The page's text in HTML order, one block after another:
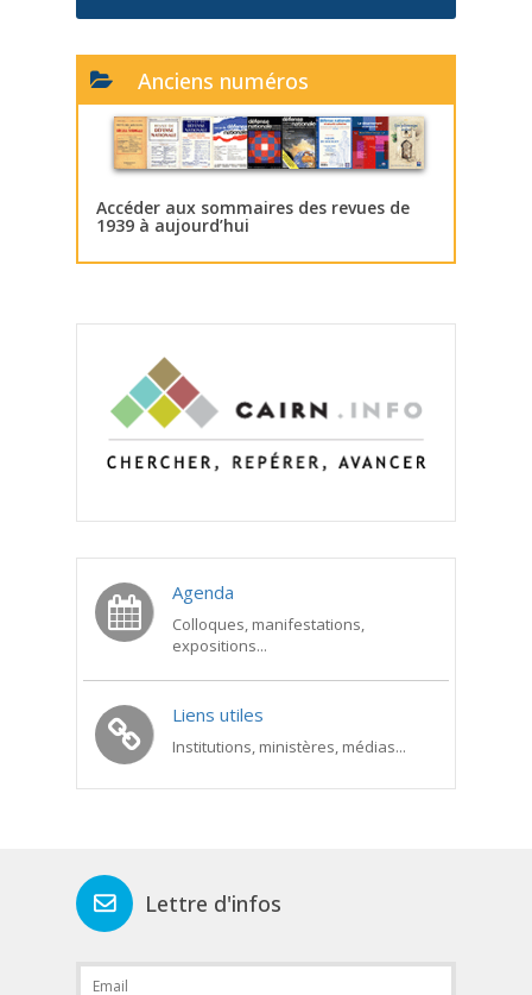
Anciens numéros
Accéder aux sommaires des revues de
1939 à aujourd’hui
Agenda
Colloques, manifestations,
expositions...
Liens utiles
Institutions, ministères, médias...
Lettre d'infos